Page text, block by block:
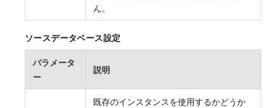
ん。
ソースデータベース設定
パラメータ
ー
説明
既存のインスタンスを使用するかどうか